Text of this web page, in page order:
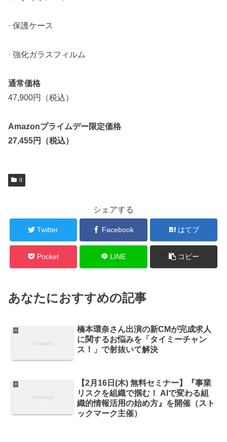
· 保護ケース
· 強化ガラスフィルム
通常価格
47,900円（税込）
Amazonプライムデー限定価格
27,455円（税込）
it
シェアする
Twitter Facebook はてブ
Pocket LINE コピー
あなたにおすすめの記事
it
橋本環奈さん出演の新CMが完成求人
に関するお悩みを「タイミーチャン
ス！」で射抜いて解決
it
【2月16日(木) 無料セミナー】『事業
リスクを組織で掴む！ AIで変わる組
織的情報活用の始め方』を開催（スト
ックマーク主催）